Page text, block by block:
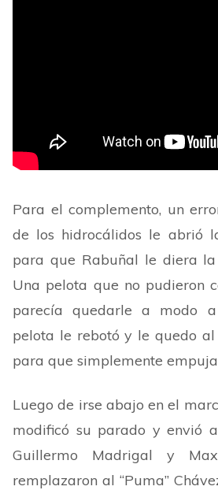
Para el complemento, un
de los hidrocálidos le abrió
para que Rabuñal le diera
Una pelota que no pudieron
parecía quedarle a modo
pelota le rebotó y le quedo
para que simplemente
Luego de irse abajo en el
modificó su parado y envió
Guillermo Madrigal y
remplazaron al “Puma”